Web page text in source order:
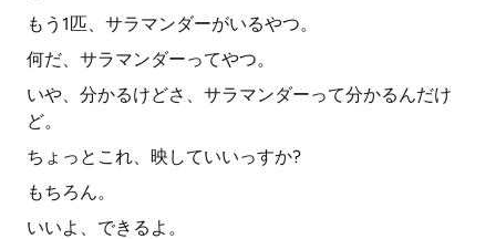
もう1匹、サラマンダーがいるやつ。
何だ、サラマンダーってやつ。
いや、分かるけどさ、サラマンダーって分かるんだけ
ど。
ちょっとこれ、映していいっすか?
もちろん。
いいよ、できるよ。